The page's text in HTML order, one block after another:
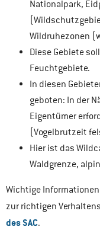
Nationalpark,
Wildruhezonen
Diese Gebiete
Feuchtgebiete.
In diesen
geboten: In der
Eigentümer
(Vogelbrutzeit
Hier ist das
Waldgrenze,
Wichtige
zur richtigen
des SAC.